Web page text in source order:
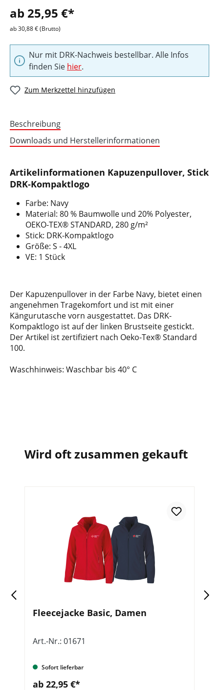
ab 25,95 €*
ab 30,88 € (Brutto)
Nur mit DRK-Nachweis bestellbar. Alle Infos
finden Sie hier.
Zum Merkzettel hinzufügen
Beschreibung
Downloads und Herstellerinformationen
Artikelinformationen Kapuzenpullover, Stick
DRK-Kompaktlogo
Farbe: Navy
Material: 80 % Baumwolle und 20% Polyester,
OEKO-TEX® STANDARD, 280 g/m²
Stick: DRK-Kompaktlogo
Größe: S - 4XL
VE: 1 Stück
Der Kapuzenpullover in der Farbe Navy, bietet einen
angenehmen Tragekomfort und ist mit einer
Kängurutasche vorn ausgestattet. Das DRK-
Kompaktlogo ist auf der linken Brustseite gestickt.
Der Artikel ist zertifiziert nach Oeko-Tex® Standard
100.
Waschhinweis: Waschbar bis 40° C
Wird oft zusammen gekauft
Fleecejacke Basic, Damen
Art.-Nr.: 01671
Sofort lieferbar
ab 22,95 €*